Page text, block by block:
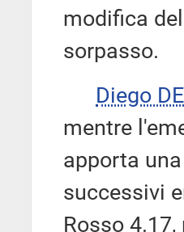
modifica
sorpasso.
Diego
mentre
apporta
successivi
Rosso